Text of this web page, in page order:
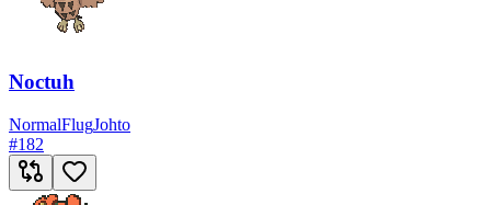
Noctuh
NormalFlugJohto
#182